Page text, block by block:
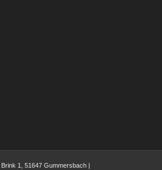
1, 51647 Gummersbach |